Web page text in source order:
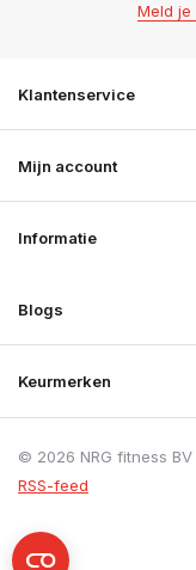
Meld
Klantenservice
Mijn account
Informatie
Blogs
Keurmerken
© 2026 NRG fitness
RSS-feed